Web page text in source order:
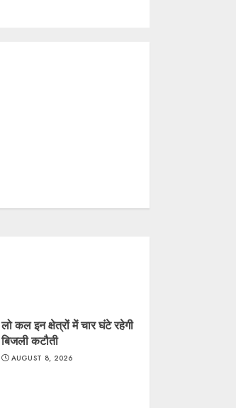
लो कल इन क्षेत्रों में चार घंटे रहेगी
बिजली कटौती
AUGUST 8, 2026